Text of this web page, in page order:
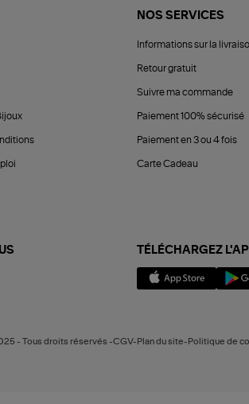
NOS SERVICES
Informations sur la
Retour gratuit
Suivre ma commande
Paiement 100% sécurisé
Paiement en 3 ou 4 fois
Carte Cadeau
TÉLÉCHARGEZ
- Tous droits réservés -CGV-Plan du site-Politique de